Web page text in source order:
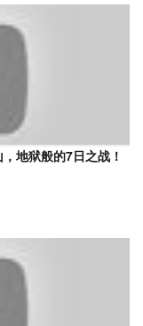
地狱般的7日之战！